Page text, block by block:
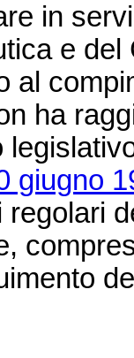
in
e
al
ha
giugno